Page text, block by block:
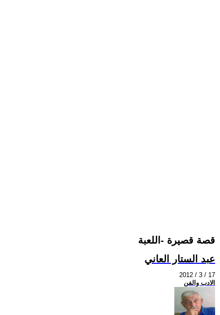
قصة قصيرة -اللعبة
عبد الستار العاني
2012 / 3 / 17
الادب والفن